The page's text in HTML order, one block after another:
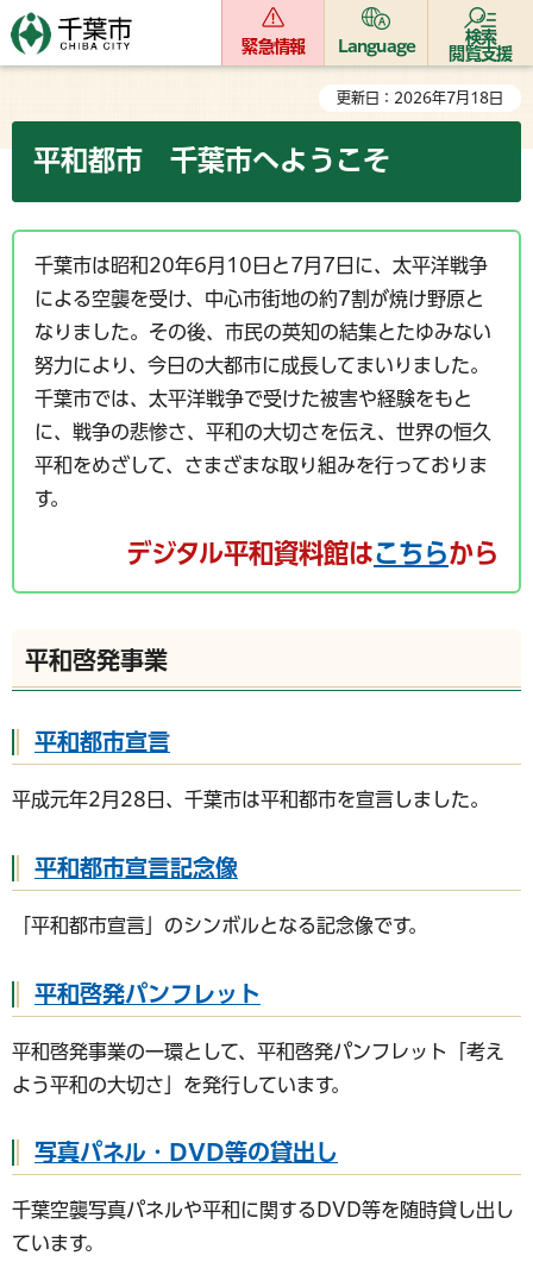
緊急情報 Language
検索
閲覧支援
更新日：2026年7月18日
平和都市 千葉市へようこそ
千葉市は昭和20年6月10日と7月7日に、太平洋戦争
による空襲を受け、中心市街地の約7割が焼け野原と
なりました。その後、市民の英知の結集とたゆみない
努力により、今日の大都市に成長してまいりました。
千葉市では、太平洋戦争で受けた被害や経験をもと
に、戦争の悲惨さ、平和の大切さを伝え、世界の恒久
平和をめざして、さまざまな取り組みを行っておりま
す。
デジタル平和資料館はこちらから
平和啓発事業
平和都市宣言
平成元年2月28日、千葉市は平和都市を宣言しました。
平和都市宣言記念像
「平和都市宣言」のシンボルとなる記念像です。
平和啓発パンフレット
平和啓発事業の一環として、平和啓発パンフレット「考え
よう平和の大切さ」を発行しています。
写真パネル・DVD等の貸出し
千葉空襲写真パネルや平和に関するDVD等を随時貸し出し
ています。